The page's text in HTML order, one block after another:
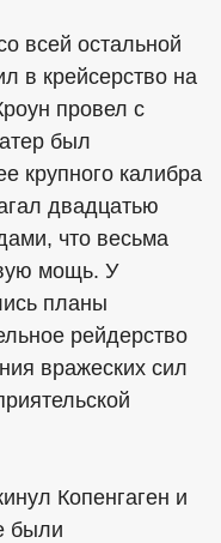
всей остальной
в крейсерство на
провел с
был
крупного калибра
двадцатью
что весьма
мощь. У
планы
рейдерство
вражеских сил
Копенгаген и
были